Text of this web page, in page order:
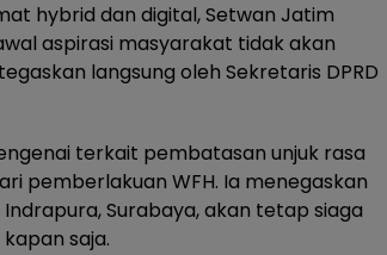
hybrid dan digital, Setwan Jatim
aspirasi masyarakat tidak akan
langsung oleh Sekretaris DPRD
terkait pembatasan unjuk rasa
pemberlakuan WFH. Ia menegaskan
Surabaya, akan tetap siaga
saja.